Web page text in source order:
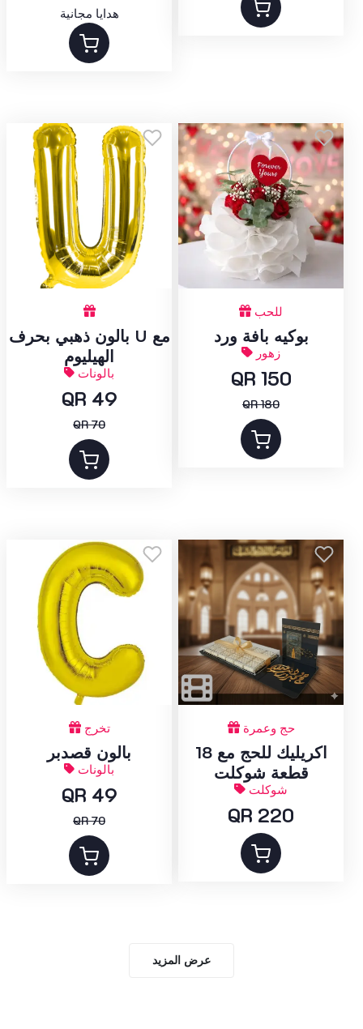
هدايا مجانية
بالون ذهبي بحرف U مع
الهيليوم
بالونات
QR 49
QR 70
للحب
بوكيه بافة ورد
زهور
QR 150
QR 180
تخرج
بالون قصدبر
بالونات
QR 49
QR 70
حج وعمرة
اكريليك للحج مع 18
قطعة شوكلت
شوكلت
QR 220
عرض المزيد